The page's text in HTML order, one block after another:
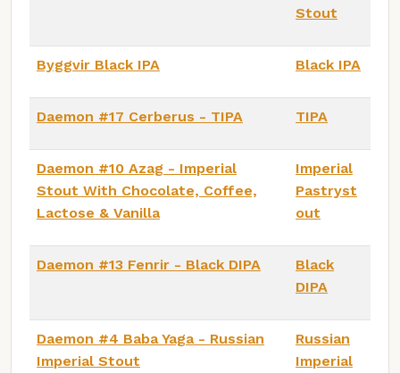
Stout
Byggvir Black IPA Black IPA
Daemon #17 Cerberus - TIPA TIPA
Daemon #10 Azag - Imperial
Stout With Chocolate, Coffee,
Lactose & Vanilla
Imperial
Pastryst
out
Daemon #13 Fenrir - Black DIPA
Black
DIPA
Daemon #4 Baba Yaga - Russian
Imperial Stout
Russian
Imperial